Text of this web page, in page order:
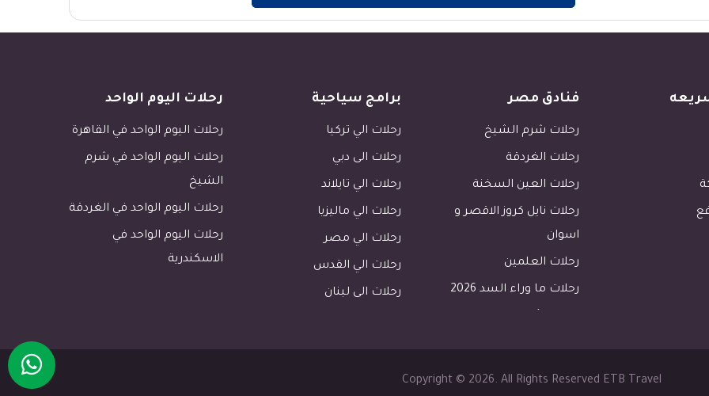
فنادق مصر
رحلات شرم الشيخ
رحلات الغردقة
رحلات العين السخنة
رحلات نايل كروز الاقصر و
اسوان
رحلات العلمين
رحلات ما وراء السد 2026
برامج سياحية
رحلات الي تركيا
رحلات الى دبي
رحلات الي تايلاند
رحلات الي ماليزيا
رحلات الي مصر
رحلات الي القدس
رحلات الى لبنان
رحلات اليوم الواحد
رحلات اليوم الواحد في القاهرة
رحلات اليوم الواحد في شرم
الشيخ
رحلات اليوم الواحد في الغردقة
رحلات اليوم الواحد في
الاسكندرية
Copyright © 2026. All Rights Reserved ETB Travel